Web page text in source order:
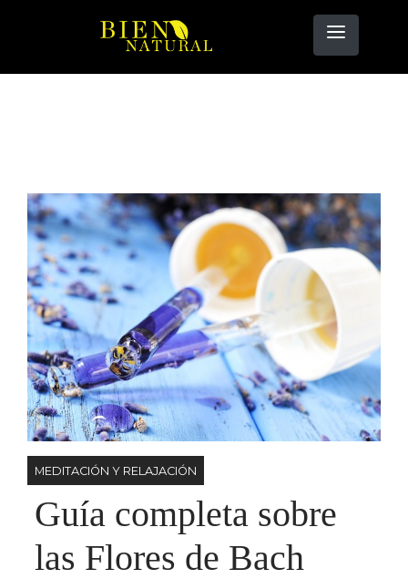
MEDITACIÓN Y RELAJACIÓN
Guía completa sobre
las Flores de Bach